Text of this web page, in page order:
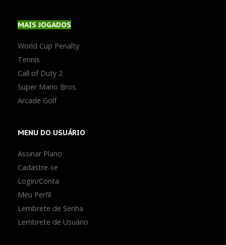
MAISJOGADOS
World Cup Penalty
Tennis
Call of Duty 2
Super Mario Bros.
Arcade Golf
MENU DO USUÁRIO
Assinar Plano
Cadastre-se
Login/Conta
Meu Perfil
Lembrete de Senha
Lembrete de Usuário